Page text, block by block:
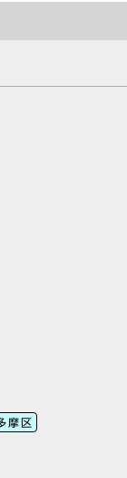
摩区